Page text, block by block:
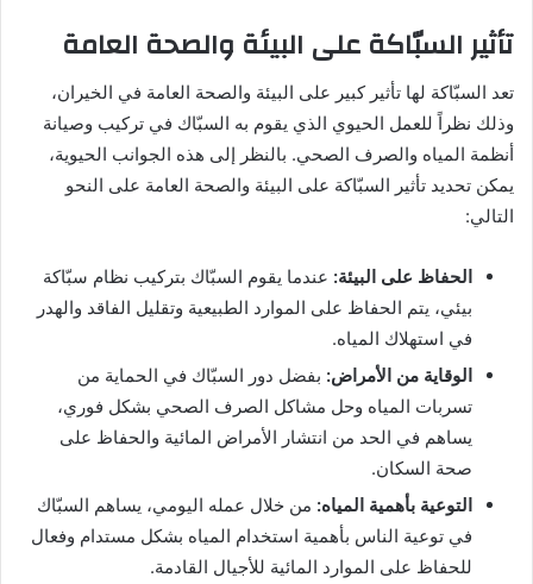
تأثير السبّاكة على البيئة والصحة العامة
تعد السبّاكة لها تأثير كبير على البيئة والصحة العامة في الخيران،
وذلك نظراً للعمل الحيوي الذي يقوم به السبّاك في تركيب وصيانة
أنظمة المياه والصرف الصحي. بالنظر إلى هذه الجوانب الحيوية،
يمكن تحديد تأثير السبّاكة على البيئة والصحة العامة على النحو
التالي:
الحفاظ على البيئة: عندما يقوم السبّاك بتركيب نظام سبّاكة
بيئي، يتم الحفاظ على الموارد الطبيعية وتقليل الفاقد والهدر
في استهلاك المياه.
الوقاية من الأمراض: بفضل دور السبّاك في الحماية من
تسربات المياه وحل مشاكل الصرف الصحي بشكل فوري،
يساهم في الحد من انتشار الأمراض المائية والحفاظ على
صحة السكان.
التوعية بأهمية المياه: من خلال عمله اليومي، يساهم السبّاك
في توعية الناس بأهمية استخدام المياه بشكل مستدام وفعال
للحفاظ على الموارد المائية للأجيال القادمة.